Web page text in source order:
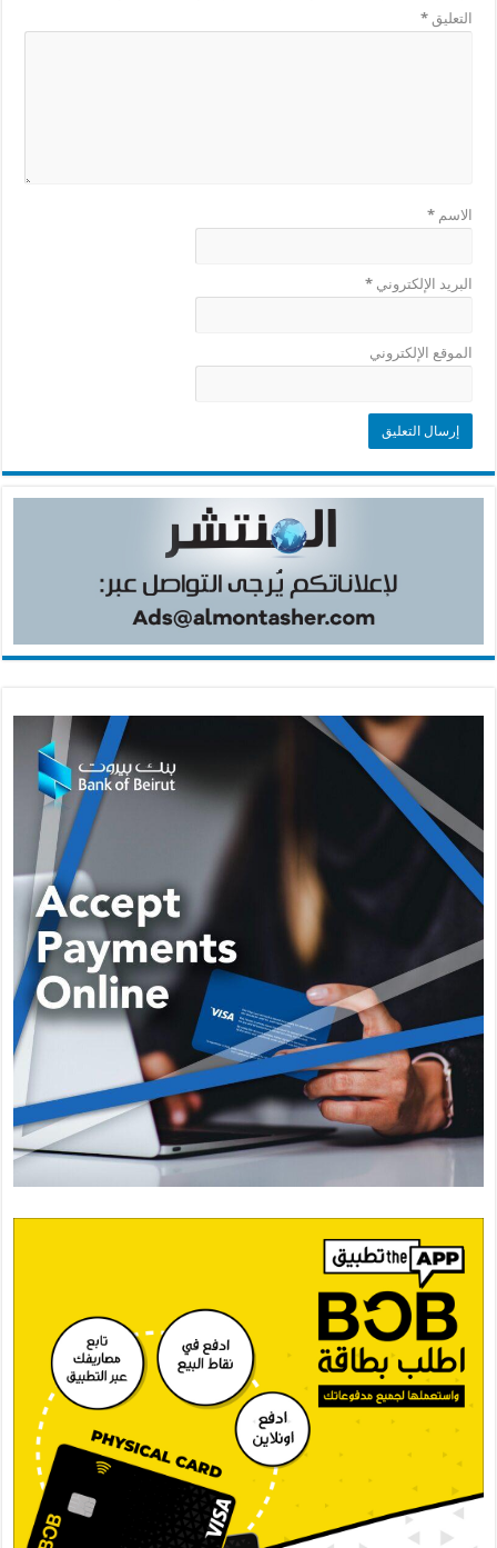
التعليق*
الاسم*
البريد الإلكتروني*
الموقع الإلكتروني